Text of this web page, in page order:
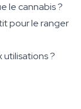
le cannabis ?
pour le ranger
?